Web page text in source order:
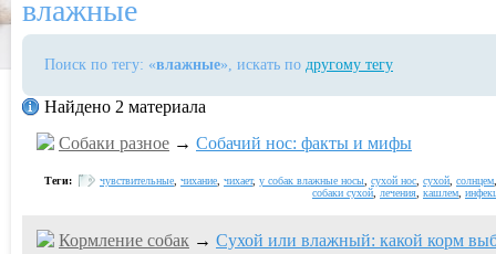
влажные
Поиск по тегу: «влажные», искать по другому тегу
Найдено 2 материала
Собаки разное → Собачий нос: факты и мифы
Теги: чувствительные чихание чихает, у собак влажные носы сухой нос сухой солнцем
собаки сухой
лечения кашлем
Кормление собак → Сухой или влажный: какой корм